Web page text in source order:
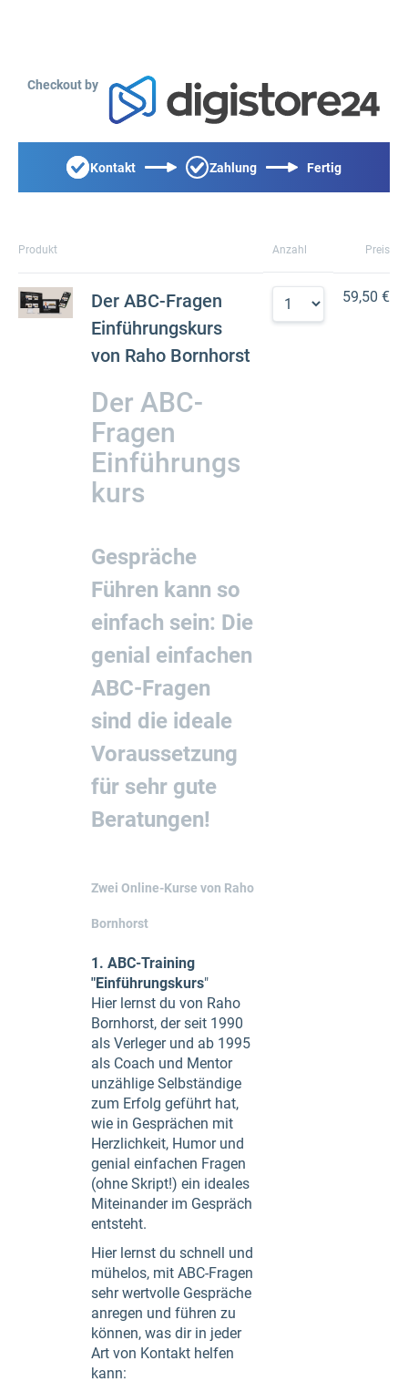
Checkout by
Kontakt Zahlung Fertig
Produkt Anzahl Preis
Der ABC-Fragen
Einführungskurs
von Raho Bornhorst
Der ABC-
Fragen
Einführungs
kurs
Gespräche
Führen kann so
einfach sein: Die
genial einfachen
ABC-Fragen
sind die ideale
Voraussetzung
für sehr gute
Beratungen!
Zwei Online-Kurse von Raho
Bornhorst
1. ABC-Training
"Einführungskurs"
Hier lernst du von Raho
Bornhorst, der seit 1990
als Verleger und ab 1995
als Coach und Mentor
unzählige Selbständige
zum Erfolg geführt hat,
wie in Gesprächen mit
Herzlichkeit, Humor und
genial einfachen Fragen
(ohne Skript!) ein ideales
Miteinander im Gespräch
entsteht.
Hier lernst du schnell und
mühelos, mit ABC-Fragen
sehr wertvolle Gespräche
anregen und führen zu
können, was dir in jeder
Art von Kontakt helfen
kann:
59,50 €